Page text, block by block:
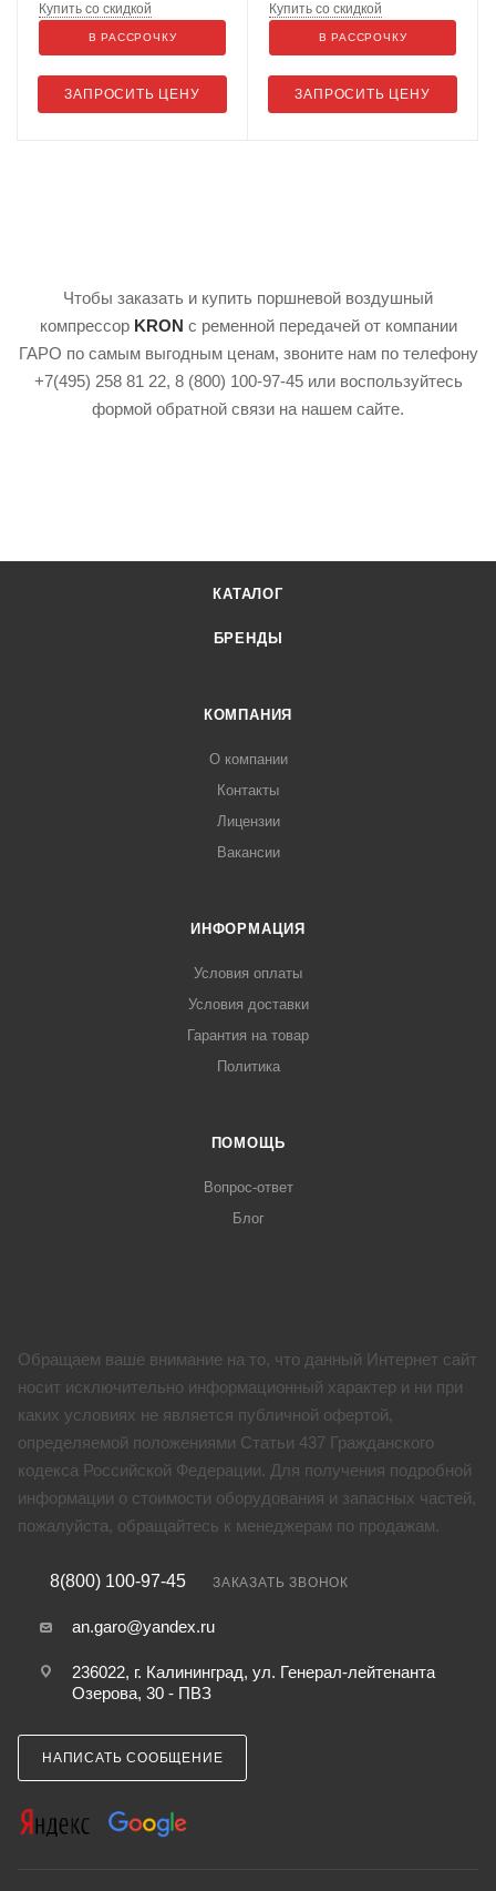
ЗАПРОСИТЬ ЦЕНУ
Купить со скидкой
В РАССРОЧКУ
ЗАПРОСИТЬ ЦЕНУ
Купить со скидкой
В РАССРОЧКУ
Чтобы заказать и купить поршневой воздушный
компрессор KRON с ременной передачей от компании
ГАРО по самым выгодным ценам, звоните нам по телефону
+7(495) 258 81 22, 8 (800) 100-97-45 или воспользуйтесь
формой обратной связи на нашем сайте.
КАТАЛОГ
БРЕНДЫ
КОМПАНИЯ
О компании
Контакты
Лицензии
Вакансии
ИНФОРМАЦИЯ
Условия оплаты
Условия доставки
Гарантия на товар
Политика
ПОМОЩЬ
Вопрос-ответ
Блог
Обращаем ваше внимание на то, что данный Интернет сайт
носит исключительно информационный характер и ни при
каких условиях не является публичной офертой,
определяемой положениями Статьи 437 Гражданского
кодекса Российской Федерации. Для получения подробной
информации о стоимости оборудования и запасных частей,
пожалуйста, обращайтесь к менеджерам по продажам.
8(800) 100-97-45 ЗАКАЗАТЬ ЗВОНОК
an.garo@yandex.ru
236022, г. Калининград, ул. Генерал-лейтенанта
Озерова, 30 - ПВЗ
НАПИСАТЬ СООБЩЕНИЕ